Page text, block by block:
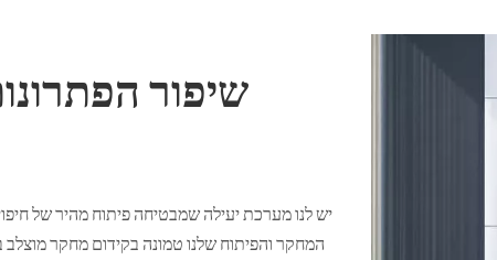
שיפור
יש לנו מערכת יעילה שמבטיחה פיתוח מהיר של